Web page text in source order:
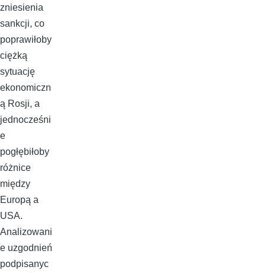
zniesienia
sankcji, co
poprawiłoby
ciężką
sytuację
ekonomiczn
ą Rosji, a
jednocześni
e
pogłębiłoby
różnice
między
Europą a
USA.
Analizowani
e uzgodnień
podpisanyc